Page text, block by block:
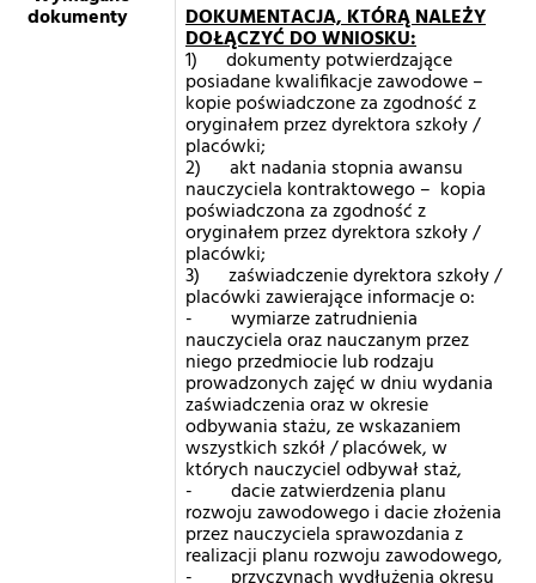
dokumenty DOKUMENTACJA, KTÓRĄ NALEŻY
DOŁĄCZYĆ DO WNIOSKU:
1) dokumenty potwierdzające
posiadane kwalifikacje zawodowe –
kopie poświadczone za zgodność z
oryginałem przez dyrektora szkoły /
placówki;
2) akt nadania stopnia awansu
nauczyciela kontraktowego – kopia
poświadczona za zgodność z
oryginałem przez dyrektora szkoły /
placówki;
3) zaświadczenie dyrektora szkoły /
placówki zawierające informacje o:
- wymiarze zatrudnienia
nauczyciela oraz nauczanym przez
niego przedmiocie lub rodzaju
prowadzonych zajęć w dniu wydania
zaświadczenia oraz w okresie
odbywania stażu, ze wskazaniem
wszystkich szkół / placówek, w
których nauczyciel odbywał staż,
- dacie zatwierdzenia planu
rozwoju zawodowego i dacie złożenia
przez nauczyciela sprawozdania z
realizacji planu rozwoju zawodowego,